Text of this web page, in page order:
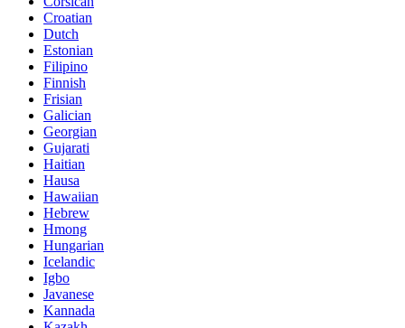
Croatian
Dutch
Estonian
Filipino
Finnish
Frisian
Galician
Georgian
Gujarati
Haitian
Hausa
Hawaiian
Hebrew
Hmong
Hungarian
Icelandic
Igbo
Javanese
Kannada